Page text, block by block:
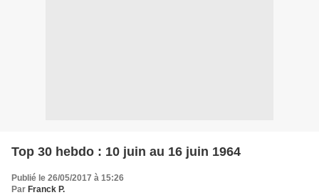
Top 30 hebdo : 10 juin au 16 juin 1964
Publié le 26/05/2017 à 15:26
Par Franck P.